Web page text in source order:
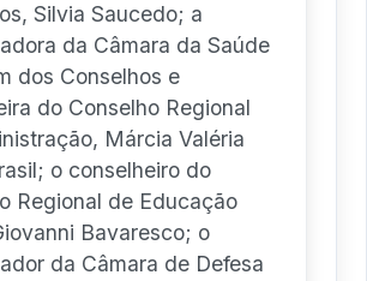
Silvia Saucedo; a
da Câmara da Saúde
dos Conselhos e
do Conselho Regional
Márcia Valéria
o conselheiro do
Regional de Educação
Bavaresco; o
da Câmara de Defesa